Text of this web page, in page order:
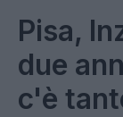
Pisa,
due
c'è